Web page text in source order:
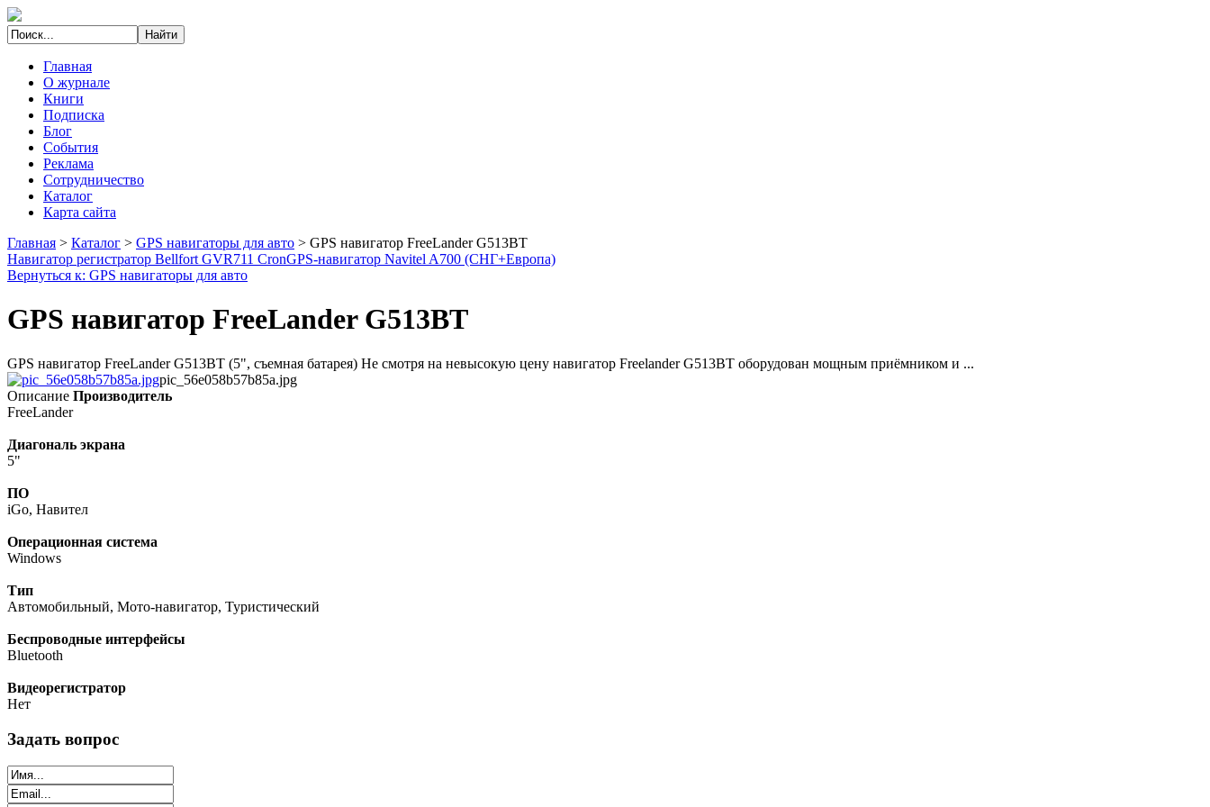
Главная
О журнале
Книги
Подписка
Блог
События
Реклама
Сотрудничество
Каталог
Карта сайта
Главная > Каталог > GPS навигаторы для авто > GPS навигатор FreeLander G513BT
Навигатор регистратор Bellfort GVR711 CronGPS-навигатор Navitel A700 (СНГ+Европа)
Вернуться к: GPS навигаторы для авто
GPS навигатор FreeLander G513BT
GPS навигатор FreeLander G513BT (5", cъемная батарея) Не смотря на невысокую цену навигатор Freelander G513BT оборудован мощным приёмником и ...
pic_56e058b57b85a.jpg
Описание Производитель
FreeLander
Диагональ экрана
5"
ПО
iGo, Навител
Операционная система
Windows
Тип
Автомобильный, Мото-навигатор, Туристический
Беспроводные интерфейсы
Bluetooth
Видеорегистратор
Нет
Задать вопрос